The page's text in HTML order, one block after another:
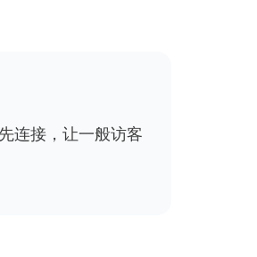
连接，让一般访客